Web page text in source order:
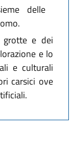
delle
grotte e dei
e lo
e culturali
carsici ove